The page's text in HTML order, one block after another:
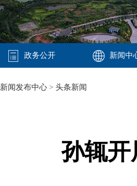
政务公开 新闻中
新闻发布中心 > 头条新闻
孙辄开